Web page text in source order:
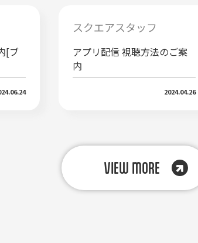
[ブ
スクエアスタッフ
アプリ配信 視聴方法のご案
内
2024.04.26
VIEW MORE